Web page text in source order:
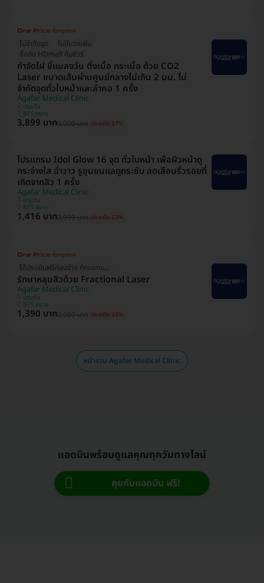
ไม่จำกัดจุด
ไม่มีบวกเพิ่ม
ซื้อกับ HDmall คุ้มชัวร์
กำจัดไฝ ขี้แมลงวัน ติ่งเนื้อ กระเนื้อ ด้วย CO2
Laser ขนาดเส้นผ่านศูนย์กลางไม่เกิน 2 มม. ไม่
จำกัดจุดทั่วใบหน้าและลำคอ 1 ครั้ง
Agafar Medical Clinic
ปทุมวัน
BTS สยาม
3,899 บาท9,000 บาท ประหยัด 57%
โปรแกรม Idol Glow 16 จุด ทั่วใบหน้า เพื่อผิวหน้าดู
กระจ่างใส ฉ่ำวาว รูขุมขนแลดูกระชับ ลดเลือนริ้วรอยที่
เกิดจากสิว 1 ครั้ง
Agafar Medical Clinic
ปทุมวัน
BTS สยาม
1,416 บาท2,999 บาท ประหยัด 53%
ได้ประเมินฟรีก่อนจ่าย ทักแชทแอดมินเลย!
รักษาหลุมสิวด้วย Fractional Laser
Agafar Medical Clinic
ปทุมวัน
BTS สยาม
1,390 บาท2,080 บาท ประหยัด 33%
หน้ารวม Agafar Medical Clinic
แอดมินพร้อมดูแลคุณทุกวันทางไลน์
คุยกับแอดมิน ฟรี!